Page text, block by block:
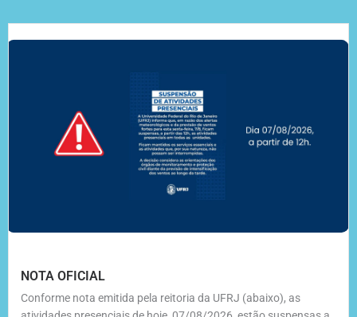
NOTA OFICIAL
Conforme nota emitida pela reitoria da UFRJ (abaixo), as